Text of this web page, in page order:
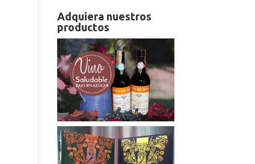
Adquiera nuestros
productos